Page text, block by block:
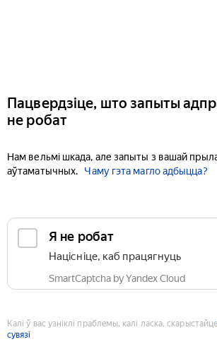
Пацвердзіце, што запыты
не робат
Нам вельмі шкада, але запыты з вашай
аўтаматычных.
Чаму гэта магло адбыцца?
Я не робат
Націсніце, каб працягнуць
SmartCaptcha by Yandex Cloud
Калі ў вас узніклі праблемы, калі ласка, скарыстайце
сувязі